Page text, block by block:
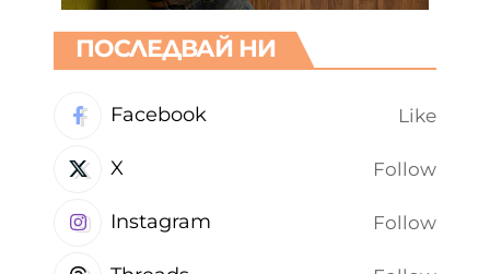
ПОСЛЕДВАЙ НИ
Facebook Like
X Follow
Instagram Follow